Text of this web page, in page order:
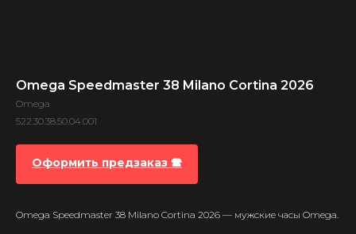
Omega Speedmaster 38 Milano Cortina 2026
Omega
522.30.38.50.04.001
Оформить предзаказ 🕿
Omega Speedmaster 38 Milano Cortina 2026 — мужские часы Omega.